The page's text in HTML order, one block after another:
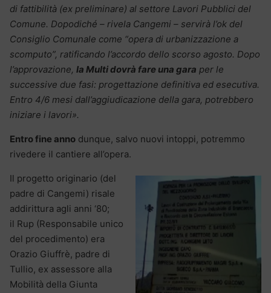
di fattibilità (ex preliminare) al settore Lavori Pubblici del
Comune. Dopodiché – rivela Cangemi – servirà l’ok del
Consiglio Comunale come “opera di urbanizzazione a
scomputo”, ratificando l’accordo dello scorso agosto. Dopo
l’approvazione, la Multi dovrà fare una gara per le
successive due fasi: progettazione definitiva ed esecutiva.
Entro 4/6 mesi dall’aggiudicazione della gara, potrebbero
iniziare i lavori».
Entro fine anno dunque, salvo nuovi intoppi, potremmo
rivedere il cantiere all’opera.
Il progetto originario (del
padre di Cangemi) risale
addirittura agli anni ‘80;
il Rup (Responsabile unico
del procedimento) era
Orazio Giuffrè, padre di
Tullio, ex assessore alla
Mobilità della Giunta